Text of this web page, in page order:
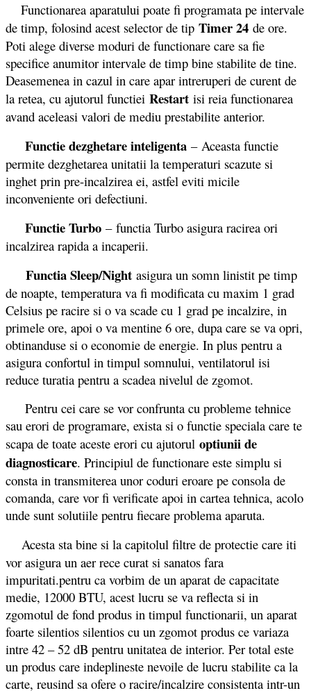
Functionarea aparatului poate fi programata pe intervale
de timp, folosind acest selector de tip Timer 24 de ore.
Poti alege diverse moduri de functionare care sa fie
specifice anumitor intervale de timp bine stabilite de tine.
Deasemenea in cazul in care apar intreruperi de curent de
la retea, cu ajutorul functiei Restart isi reia functionarea
avand aceleasi valori de mediu prestabilite anterior.
Functie dezghetare inteligenta – Aceasta functie
permite dezghetarea unitatii la temperaturi scazute si
inghet prin pre-incalzirea ei, astfel eviti micile
inconveniente ori defectiuni.
Functie Turbo – functia Turbo asigura racirea ori
incalzirea rapida a incaperii.
Functia Sleep/Night asigura un somn linistit pe timp
de noapte, temperatura va fi modificata cu maxim 1 grad
Celsius pe racire si o va scade cu 1 grad pe incalzire, in
primele ore, apoi o va mentine 6 ore, dupa care se va opri,
obtinanduse si o economie de energie. In plus pentru a
asigura confortul in timpul somnului, ventilatorul isi
reduce turatia pentru a scadea nivelul de zgomot.
Pentru cei care se vor confrunta cu probleme tehnice
sau erori de programare, exista si o functie speciala care te
scapa de toate aceste erori cu ajutorul optiunii de
diagnosticare. Principiul de functionare este simplu si
consta in transmiterea unor coduri eroare pe consola de
comanda, care vor fi verificate apoi in cartea tehnica, acolo
unde sunt solutiile pentru fiecare problema aparuta.
Acesta sta bine si la capitolul filtre de protectie care iti
vor asigura un aer rece curat si sanatos fara
impuritati.pentru ca vorbim de un aparat de capacitate
medie, 12000 BTU, acest lucru se va reflecta si in
zgomotul de fond produs in timpul functionarii, un aparat
foarte silentios silentios cu un zgomot produs ce variaza
intre 42 – 52 dB pentru unitatea de interior. Per total este
un produs care indeplineste nevoile de lucru stabilite ca la
carte, reusind sa ofere o racire/incalzire consistenta intr-un